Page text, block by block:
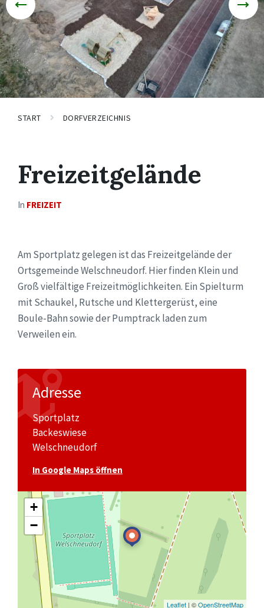
START DORFVERZEICHNIS
Freizeitgelände
In FREIZEIT
Am Sportplatz gelegen ist das Freizeitgelände der
Ortsgemeinde Welschneudorf. Hier finden Klein und
Groß vielfältige Freizeitmöglichkeiten. Ein Spielturm
mit Schaukel, Rutsche und Klettergerüst, eine
Boule-Bahn sowie der Pumptrack laden zum
Verweilen ein.
Adresse
Sportplatz
Backeswiese
Welschneudorf
In Google Maps öffnen
+
−
Leaflet | ©OpenStreetMap